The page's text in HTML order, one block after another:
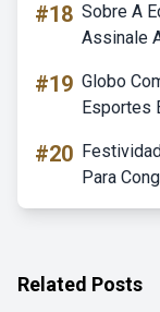
#18 Sobre A
Assinale
#19 Globo
Esportes
#20
Para
Related Posts